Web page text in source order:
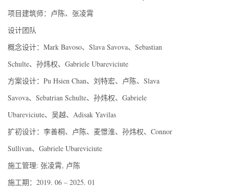
项目建筑师：卢陈、张凌霄
设计团队
概念设计：Mark Bavoso、Slava Savova、Sebastian
Schulte、孙炜权、Gabriele Ubareviciute
方案设计：Pu Hsien Chan、刘特宏、卢陈、Slava
Savova、Sebatrian Schulte、孙炜权、Gabriele
Ubareviciute、吴越、Adisak Yavilas
扩初设计：李善桐、卢陈、麦憬淮、孙炜权、Connor
Sullivan、Gabriele Ubareviciute
施工管理: 张凌霄, 卢陈
施工期：2019. 06 – 2025. 01